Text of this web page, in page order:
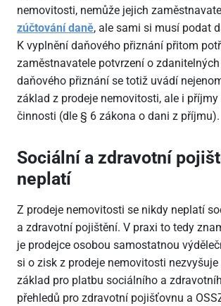
nemovitosti, nemůže jejich
zúčtování daně, ale sami si musí podat
K vyplnění daňového přiznání přitom
zaměstnavatele potvrzení o
daňového přiznání se totiž uvádí
základ z prodeje nemovitosti, ale i příjmy
činnosti (dle § 6 zákona o dani z příjmu).
Sociální a zdravotní
neplatí
Z prodeje nemovitosti se nikdy neplatí
a zdravotní pojištění. V praxi to tedy
je prodejce osobou samostatnou
si o zisk z prodeje nemovitosti
základ pro platbu sociálního a
přehledů pro zdravotní pojišťovnu a